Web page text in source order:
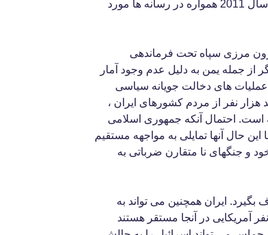
گروههای سیاسی و قومی داخل سوریه از سال 2011 همواره در رسانه ها مورد
مرزی سپاه تحت فرماندهی
جمله یمن به دلیل عدم وجود آمار
های دخالت جویانه سیاسی
نفر از مردم کشورهای ایران ،
است. احتمال آنکه جمهوری اسلامی
حال آنها تمایلی به مواجهه مستقیم
خود و جنگهای نا متقارن ضرباتی به
بگیرد. ایران همچنین می تواند به
آمریکایی در آنجا مستقر هستند